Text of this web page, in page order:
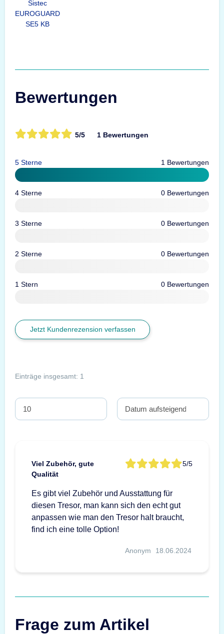
Sistec
EUROGUARD
SE5 KB
Bewertungen
5/5 1 Bewertungen
5 Sterne 1 Bewertungen
4 Sterne 0 Bewertungen
3 Sterne 0 Bewertungen
2 Sterne 0 Bewertungen
1 Stern 0 Bewertungen
Jetzt Kundenrezension verfassen
Einträge insgesamt: 1
Viel Zubehör, gute
Qualität
5/5
Es gibt viel Zubehör und Ausstattung für
diesen Tresor, man kann sich den echt gut
anpassen wie man den Tresor halt braucht,
find ich eine tolle Option!
Anonym 18.06.2024
Frage zum Artikel